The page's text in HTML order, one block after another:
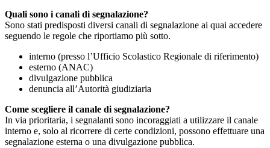
Quali sono i canali di segnalazione?
Sono stati predisposti diversi canali di segnalazione ai quai accedere
seguendo le regole che riportiamo più sotto.
interno (presso l’Ufficio Scolastico Regionale di riferimento)
esterno (ANAC)
divulgazione pubblica
denuncia all’Autorità giudiziaria
Come scegliere il canale di segnalazione?
In via prioritaria, i segnalanti sono incoraggiati a utilizzare il canale
interno e, solo al ricorrere di certe condizioni, possono effettuare una
segnalazione esterna o una divulgazione pubblica.